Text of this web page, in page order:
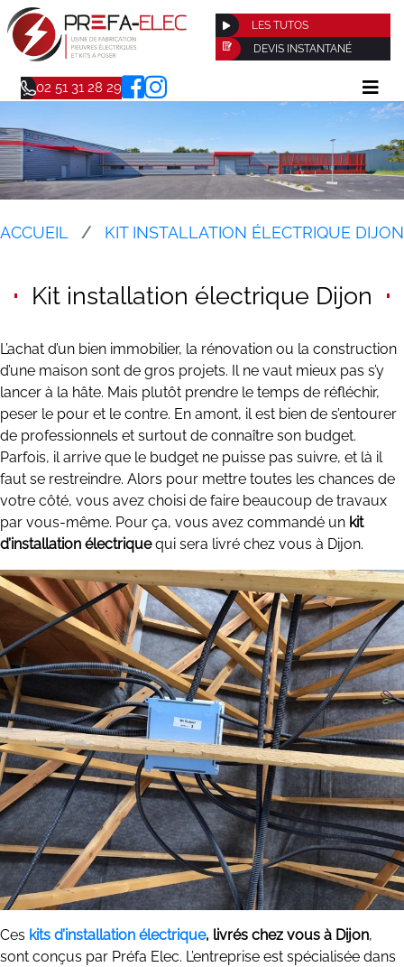
LES TUTOS
DEVIS INSTANTANÉ
02 51 31 28 29
ACCUEIL KIT INSTALLATION ÉLECTRIQUE DIJON
Kit installation électrique Dijon
L’achat d’un bien immobilier, la rénovation ou la construction
d’une maison sont de gros projets. Il ne vaut mieux pas s’y
lancer à la hâte. Mais plutôt prendre le temps de réfléchir,
peser le pour et le contre. En amont, il est bien de s’entourer
de professionnels et surtout de connaître son budget.
Parfois, il arrive que le budget ne puisse pas suivre, et là il
faut se restreindre. Alors pour mettre toutes les chances de
votre côté, vous avez choisi de faire beaucoup de travaux
par vous-même. Pour ça, vous avez commandé un kit
d’installation électriquequi sera livré chez vous à Dijon.
Ces kits d’installation électrique, livrés chez vous à Dijon,
sont conçus par Préfa Elec. L’entreprise est spécialisée dans